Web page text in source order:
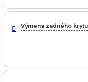
Výmena zadného krytu